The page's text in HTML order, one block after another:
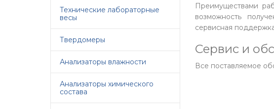
Технические лабораторные
весы
Твердомеры
Анализаторы влажности
Анализаторы химического
состава
Преимуществами
возможность
сервисная
Сервис и
Все поставляемое